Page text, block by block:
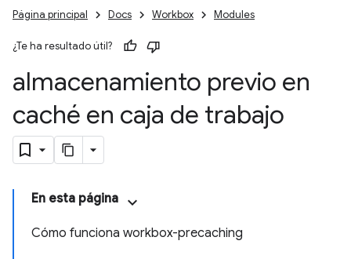
Página principal Docs Workbox Modules
¿Te ha resultado útil?
almacenamiento previo en
caché en caja de trabajo
En esta página
Cómo funciona workbox-precaching